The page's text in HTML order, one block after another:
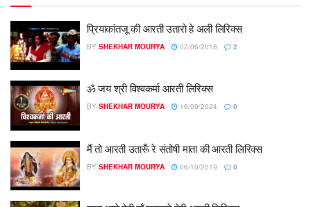
प्रियाकांतजू की आरती उतारो हे अली लिरिक्स
BY SHEKHAR MOURYA 02/06/2018 2
ॐ जय श्री विश्वकर्मा आरती लिरिक्स
BY SHEKHAR MOURYA 16/09/2024 0
मैं तो आरती उतारूँ रे संतोषी माता की आरती लिरिक्स
BY SHEKHAR MOURYA 06/10/2019 0